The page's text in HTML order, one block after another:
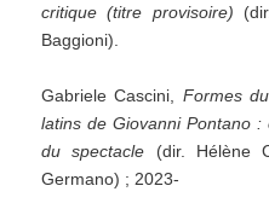
critique (titre provisoire)
Baggioni).
Gabriele Cascini, Formes
latins de Giovanni Pontano
du spectacle (dir. Hélène
Germano) ; 2023-